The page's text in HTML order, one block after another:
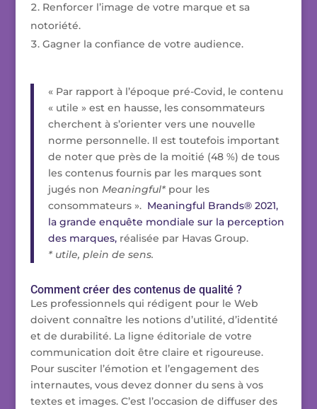
Renforcer l’image de votre marque et sa
notoriété.
Gagner la confiance de votre audience.
« Par rapport à l’époque pré-Covid, le contenu
« utile » est en hausse, les consommateurs
cherchent à s’orienter vers une nouvelle
norme personnelle. Il est toutefois important
de noter que près de la moitié (48 %) de tous
les contenus fournis par les marques sont
jugés non Meaningful*pour les
consommateurs ». Meaningful Brands® 2021,
la grande enquête mondiale sur la perception
des marques, réalisée par Havas Group.
* utile, plein de sens.
Comment créer des contenus de qualité ?
Les professionnels qui rédigent pour le Web
doivent connaître les notions d’utilité, d’identité
et de durabilité. La ligne éditoriale de votre
communication doit être claire et rigoureuse.
Pour susciter l’émotion et l’engagement des
internautes, vous devez donner du sens à vos
textes et images. C’est l’occasion de diffuser des